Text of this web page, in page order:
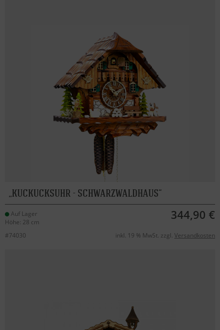
KUCKUCKSUHR - SCHWARZWALDHAUS
Auf Lager
Höhe: 28 cm
344,90 €
#74030 inkl. 19 % MwSt. zzgl. Versandkosten